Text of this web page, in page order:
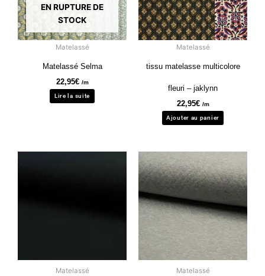
EN RUPTURE DE
STOCK
Matelassé
Matelassé Selma
22,95€ /m
Lire la suite
Matelassé
tissu matelasse multicolore
fleuri – jaklynn
22,95€ /m
Ajouter au panier
Matelassé Matelassé